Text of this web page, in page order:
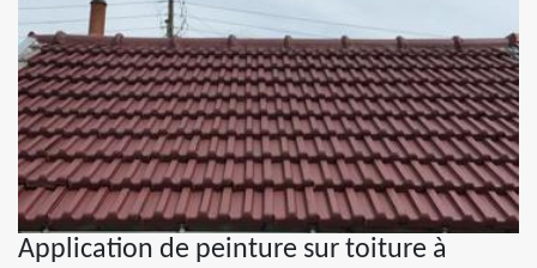
Application de peinture sur toiture à